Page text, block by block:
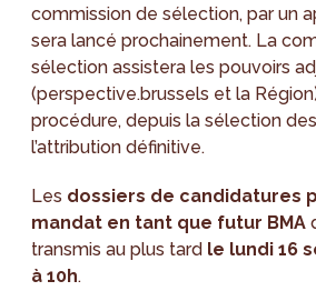
commission de sélection, par un
sera lancé prochainement. La
sélection assistera les pouvoirs
(perspective.brussels et la
procédure, depuis la sélection
l’attribution définitive.
Les dossiers de candidatures
mandat en tant que futur BMA
transmis au plus tard le lundi 16
à 10h.